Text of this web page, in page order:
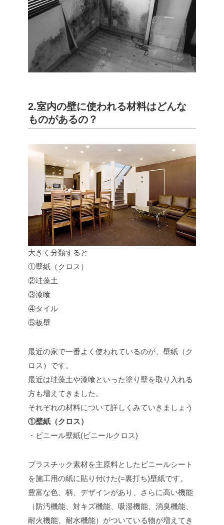
2.室内の壁に使われる材料はどんな
ものがあるの？
大きく分類すると
①壁紙（クロス）
②珪藻土
③漆喰
④タイル
⑤板壁
最近の家で一番よく使われているのが、壁紙（ク
ロス）です。
最近は珪藻土や漆喰といった塗り壁を取り入れる
方も増えてきました。
それぞれの材料について詳しくみていきましょう
①壁紙（クロス）
・ビニール壁紙(ビニールクロス)
プラスチック素材を主原料としたビニールシート
を施工用の紙に貼り付けた(=裏打ち)壁紙です。
豊富な色、柄、デザインがあり、さらに高い機能
（防汚機能、対キズ機能、吸湿機能、消臭機能、
耐火機能、耐水機能）がついている物が増えてき